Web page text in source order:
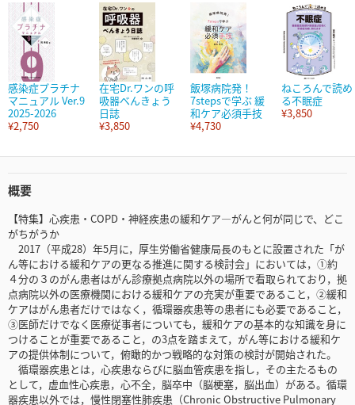
感染症プラチナ
マニュアル Ver.9
2025-2026
¥2,750
在宅Dr.ワンの呼
吸器べんきょう
日誌
¥3,850
飯塚病院発！
7stepsで学ぶ 緩
和ケア必須手技
¥4,730
ねころんで読め
る不眠症
¥3,850
概要
【特集】心疾患・COPD・神経疾患の緩和ケア―がんと何が同じで、どこ
がちがうか
2017（平成28）年5月に，厚生労働省健康局長のもとに設置された「が
ん等における緩和ケアの更なる推進に関する検討会」においては，①約
４分の３のがん患者はがん診療拠点病院以外の場所で看取られており，拠
点病院以外の医療機関における緩和ケアの充実が重要であること，②緩和
ケアはがん患者だけではなく，循環器疾患等の患者にも必要であること，
③医師だけでなく医療従事者についても，緩和ケアの基本的な知識を身に
つけることが重要であること，の3点を踏まえて，がん等における緩和ケ
アの提供体制について，俯瞰的かつ戦略的な対策の検討が開始された。
循環器疾患とは，心疾患ならびに脳血管疾患を指し，その主たるもの
として，虚血性心疾患，心不全，脳卒中（脳梗塞，脳出血）がある。循環
器疾患以外では，慢性閉塞性肺疾患（Chronic Obstructive Pulmonary